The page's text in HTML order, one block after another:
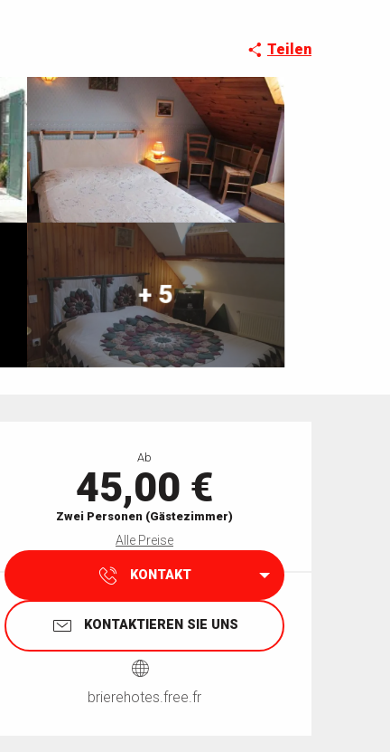
Teilen
+ 5
Ab
45,00 €
Zwei Personen (Gästezimmer)
Alle Preise
KONTAKT
KONTAKTIEREN SIE UNS
brierehotes.free.fr